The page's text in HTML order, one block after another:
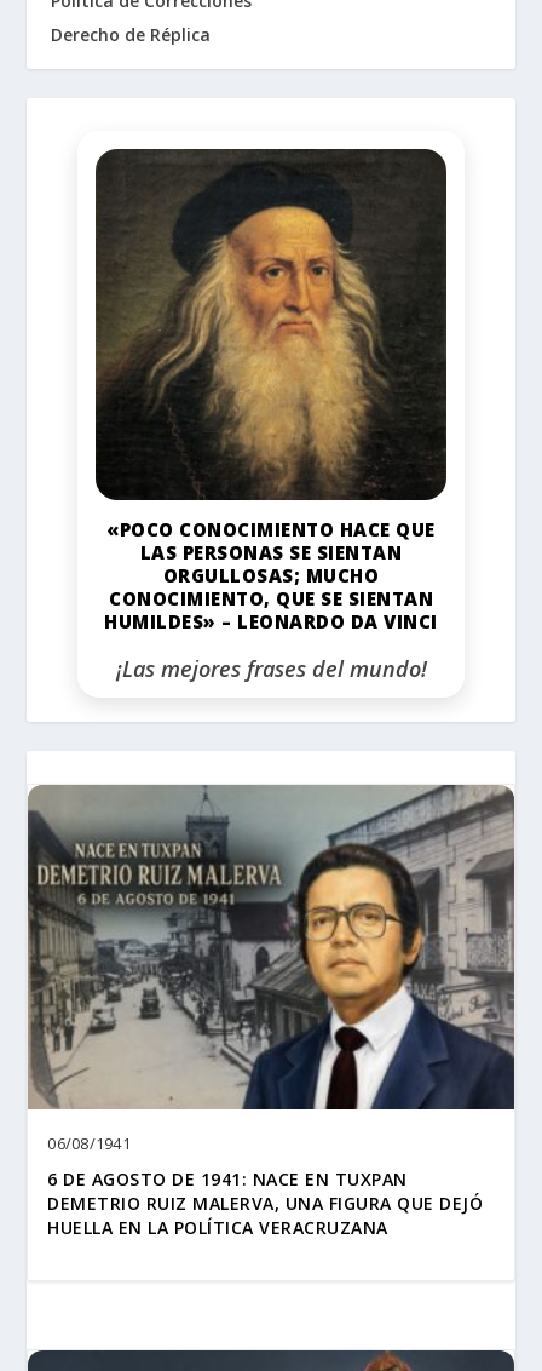
Derecho de Réplica
«POCO CONOCIMIENTO HACE QUE
LAS PERSONAS SE SIENTAN
ORGULLOSAS; MUCHO
CONOCIMIENTO, QUE SE SIENTAN
HUMILDES» – LEONARDO DA VINCI
¡Las mejores frases del mundo!
06/08/1941
6 DE AGOSTO DE 1941: NACE EN TUXPAN
DEMETRIO RUIZ MALERVA, UNA FIGURA QUE DEJÓ
HUELLA EN LA POLÍTICA VERACRUZANA